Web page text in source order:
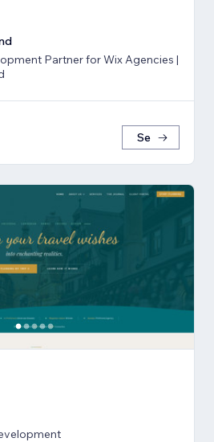
Partner for Wix Agencies |
Se